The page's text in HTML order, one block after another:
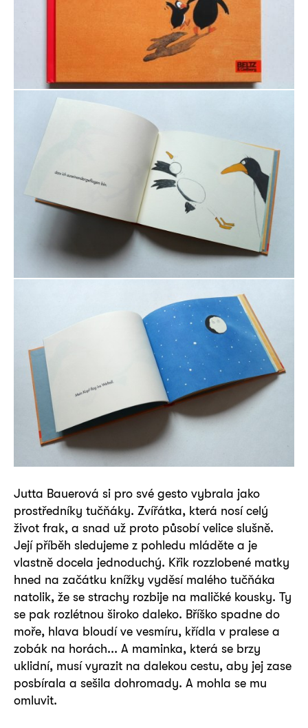
Jutta Bauerová si pro své gesto vybrala jako
prostředníky tučňáky. Zvířátka, která nosí celý
život frak, a snad už proto působí velice slušně.
Její příběh sledujeme z pohledu mláděte a je
vlastně docela jednoduchý. Křik rozzlobené matky
hned na začátku knížky vyděsí malého tučňáka
natolik, že se strachy rozbije na maličké kousky. Ty
se pak rozlétnou široko daleko. Bříško spadne do
moře, hlava bloudí ve vesmíru, křídla v pralese a
zobák na horách... A maminka, která se brzy
uklidní, musí vyrazit na dalekou cestu, aby jej zase
posbírala a sešila dohromady. A mohla se mu
omluvit.